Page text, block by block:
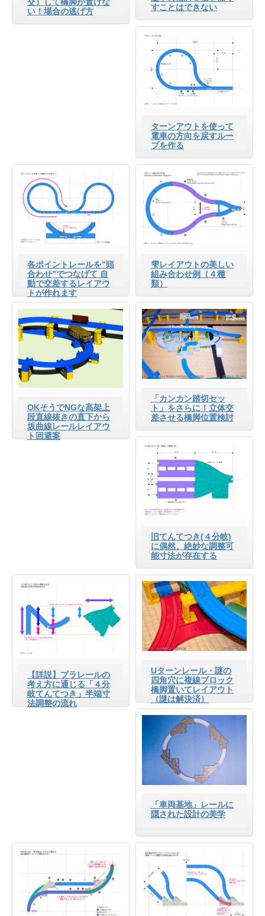
い！場合の逃げ方
すことはできない
ターンアウトを使って
電車の方向を戻すルー
プを作る
各ポイントレールを”頭
合わせ”でつなげて 自
動で交差するレイアウ
トが作れます
雫レイアウトの美しい
組み合わせ例（４種
類）
OKそうでNGな高架上
段直線抜きの直下から
坂曲線レールレイアウ
ト回避案
「カンカン踏切セッ
ト」をさらに！立体交
差させる橋脚位置検討
旧てんてつき(４分岐)
に偶然、絶妙な調整可
能寸法が存在する
【詳説】プラレールの
考え方に通じる「４分
岐てんてつき」半端寸
法調整の流れ
Uターンレール・謎の
四角穴に複線ブロック
橋脚置いてレイアウト
（謎は解決済）
「車両基地」レールに
隠された設計の美学